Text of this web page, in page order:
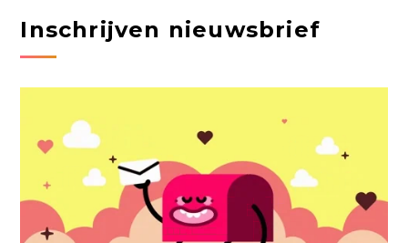
Inschrijven nieuwsbrief